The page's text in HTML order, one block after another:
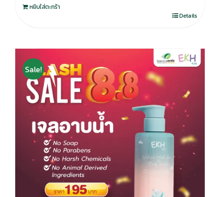
หยิบใส่ตะกร้า
Details
Sale!